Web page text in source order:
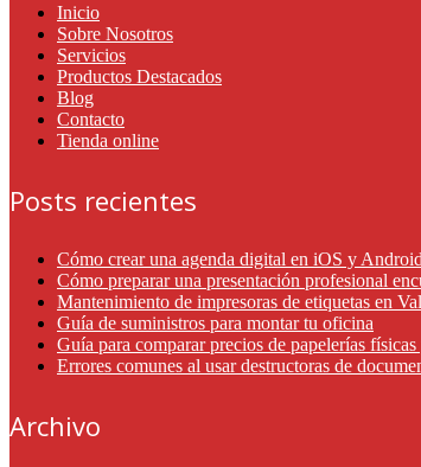
Inicio
Sobre Nosotros
Servicios
Productos Destacados
Blog
Contacto
Tienda online
Posts recientes
Cómo crear una agenda digital en iOS y
Cómo preparar una presentación profesional
Mantenimiento de impresoras de etiquetas en
Guía de suministros para montar tu oficina
Guía para comparar precios de papelerías
Errores comunes al usar destructoras de
Archivo